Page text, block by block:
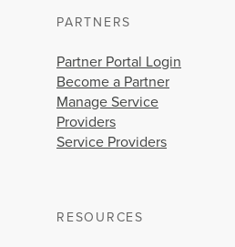
PARTNERS
Partner Portal Login
Become a Partner
Manage Service
Providers
Service Providers
RESOURCES